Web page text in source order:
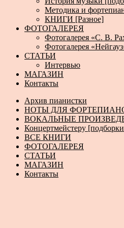
Методика и
КНИГИ [Разное]
ФОТОГАЛЕРЕЯ
Фотогалерея «С. В.
Фотогалерея
СТАТЬИ
Интервью
МАГАЗИН
Контакты
Архив пианистки
НОТЫ ДЛЯ
ВОКАЛЬНЫЕ
Концертмейстеру
ВСЕ КНИГИ
ФОТОГАЛЕРЕЯ
СТАТЬИ
МАГАЗИН
Контакты